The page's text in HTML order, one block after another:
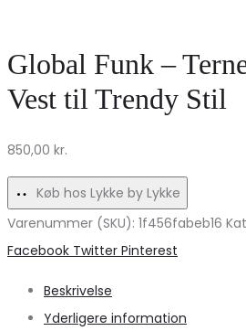
Fleece
Half
–
Black
Teddo
Jakke
Camel
Tan
til
Global Funk –
Vest til Trendy Stil
850,00 kr.
Køb hos Lykke by Lykke
Varenummer (SKU): 1f456fabeb16
Share
Facebook Twitter Pinterest
Beskrivelse
Yderligere information